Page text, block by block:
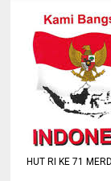
HUT RI KE 71